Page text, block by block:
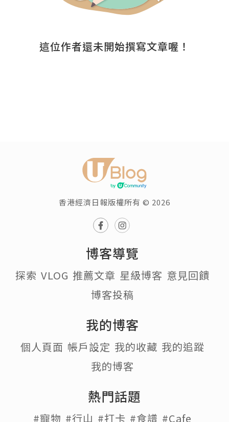
這位作者還未開始撰寫文章喔！
香港經濟日報版權所有 © 2026
博客導覽
探索 VLOG 推薦文章 星級博客 意見回饋
博客投稿
我的博客
個人頁面 帳戶設定 我的收藏 我的追蹤
我的博客
熱門話題
#寵物 #行山 #打卡 #食譜 #Cafe